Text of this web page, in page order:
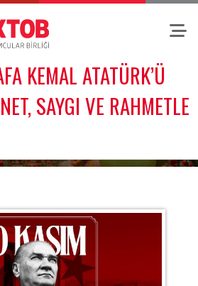
KEMAL ATATÜRK’Ü
SAYGI VE RAHMETLE